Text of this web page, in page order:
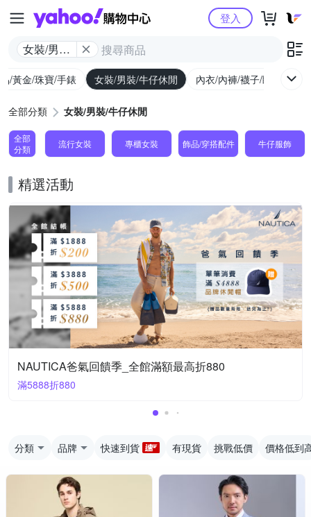
Yahoo購物中心
女裝/男裝/
登入
/黃金/珠寶/手錶 女裝/男裝/牛仔休閒 內衣/內褲/襪子/睡衣
全部分類 女裝/男裝/牛仔休閒
全部
分類
流行女裝 專櫃女裝 飾品​/​穿搭​配件 牛仔服飾
精選活動
NAUTICA爸氣回饋季_全館滿額最高折880
滿5888折880
分類 品牌 快速到貨 有現貨 挑戰低價 價格低到